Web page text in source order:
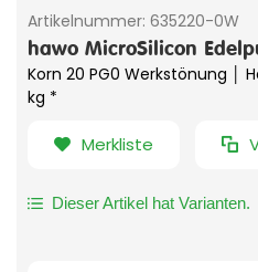
Artikelnummer: 635220-0W
hawo MicroSilicon
Korn 20 PG0 Werkstönung │
kg *
Merkliste
Dieser Artikel hat Varianten.